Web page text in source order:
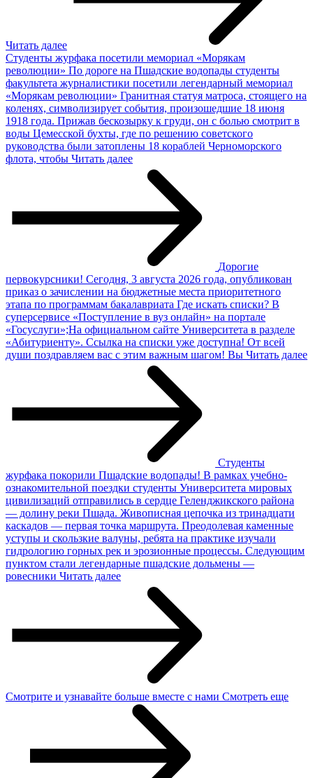
Читать далее
Студенты журфака посетили мемориал «Морякам
революции» По дороге на Пшадские водопады студенты
факультета журналистики посетили легендарный мемориал
«Морякам революции» Гранитная статуя матроса, стоящего на
коленях, символизирует события, произошедшие 18 июня
1918 года. Прижав бескозырку к груди, он с болью смотрит в
воды Цемесской бухты, где по решению советского
руководства были затоплены 18 кораблей Черноморского
флота, чтобы Читать далее
Дорогие
первокурсники! Сегодня, 3 августа 2026 года, опубликован
приказ о зачислении на бюджетные места приоритетного
этапа по программам бакалавриата Где искать списки? В
суперсервисе «Поступление в вуз онлайн» на портале
«Госуслуги»;На официальном сайте Университета в разделе
«Абитуриенту». Ссылка на списки уже доступна! От всей
души поздравляем вас с этим важным шагом! Вы Читать далее
Студенты
журфака покорили Пшадские водопады! В рамках учебно-
ознакомительной поездки студенты Университета мировых
цивилизаций отправились в сердце Геленджикского района
— долину реки Пшада. Живописная цепочка из тринадцати
каскадов — первая точка маршрута. Преодолевая каменные
уступы и скользкие валуны, ребята на практике изучали
гидрологию горных рек и эрозионные процессы. Следующим
пунктом стали легендарные пшадские дольмены —
ровесники Читать далее
Смотрите и узнавайте больше вместе с нами Смотреть еще